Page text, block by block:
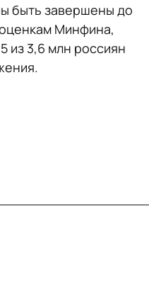
быть завершены до
Минфина,
из 3,6 млн россиян